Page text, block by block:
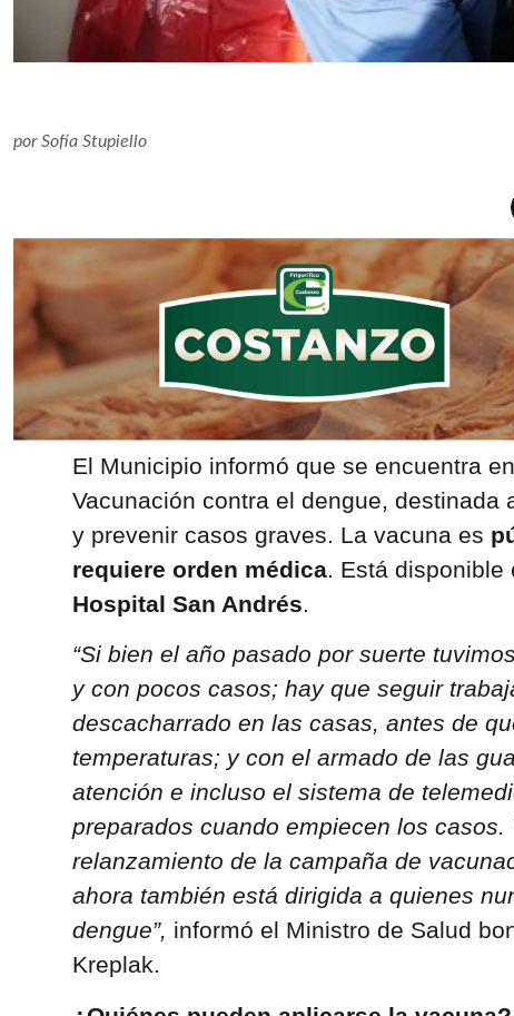
porSofía Stupiello
El Municipio informó que se encuentra
Vacunación contra el dengue, destinada
y prevenir casos graves. La vacuna es
requiere orden médica. Está disponible
Hospital San Andrés.
“Si bien el año pasado por suerte
y con pocos casos; hay que seguir
descacharrado en las casas, antes de
temperaturas; y con el armado de las
atención e incluso el sistema de
preparados cuando empiecen los casos.
relanzamiento de la campaña de
ahora también está dirigida a quienes
dengue”, informó el Ministro de Salud
Kreplak.